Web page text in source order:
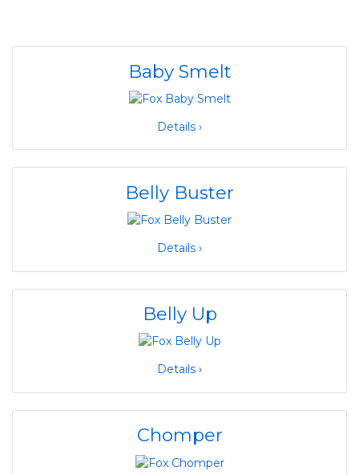
Baby Smelt
Details ›
Belly Buster
Details ›
Belly Up
Details ›
Chomper